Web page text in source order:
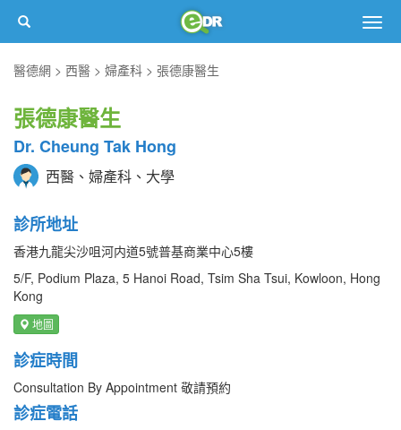
醫德網
西醫 婦產科 張德康醫生
張德康醫生
Dr. Cheung Tak Hong
西醫、婦產科、大學
診所地址
香港九龍尖沙咀河内道5號普基商業中心5樓
5/F, Podium Plaza, 5 Hanoi Road, Tsim Sha Tsui, Kowloon, Hong
Kong
地圖
診症時間
Consultation By Appointment 敬請預約
診症電話